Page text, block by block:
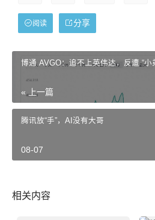
分享
阅读
博通 AVGO：追不上英伟达，反遭 “小
« 上一篇
腾讯放“手”，AI没有大哥
08-07
相关内容